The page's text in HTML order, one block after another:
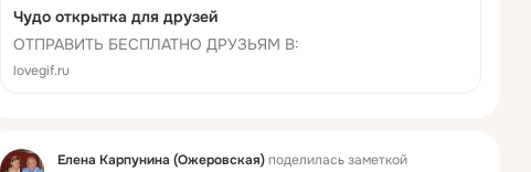
Чудо открытка для друзей
ОТПРАВИТЬ БЕСПЛАТНО ДРУЗЬЯМ В:
lovegif.ru
Фид Елена Карпунина (Ожеровская)поделилась заметкой